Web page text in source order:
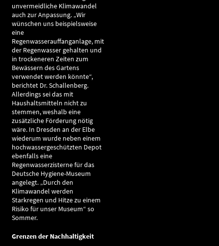
unvermeidliche Klimawandel
auch zur Anpassung. „Wir
wünschen uns beispielsweise
eine
Regenwasserauffanganlage, mit
der Regenwasser gehalten und
in trockeneren Zeiten zum
Bewässern des Gartens
verwendet werden könnte“,
berichtet Dr. Schallenberg.
Allerdings sei das mit
Haushaltsmitteln nicht zu
stemmen, weshalb eine
zusätzliche Förderung nötig
wäre. In Dresden an der Elbe
wiederum wurde neben einem
hochwassergeschützten Depot
ebenfalls eine
Regenwasserzisterne für das
Deutsche Hygiene-Museum
angelegt. „Durch den
Klimawandel werden
Starkregen und Hitze zu einem
Risiko für unser Museum“ so
Sommer.
Grenzen der Nachhaltigkeit